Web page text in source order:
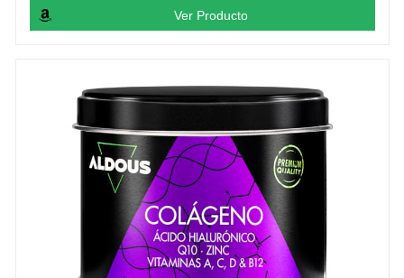
Ver Producto